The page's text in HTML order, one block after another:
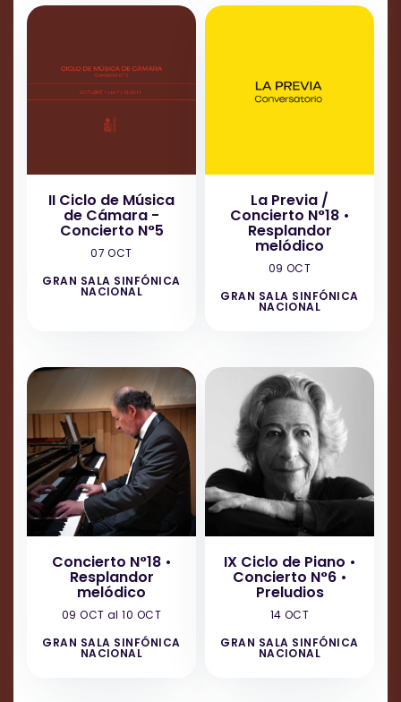
II Ciclo de Música
de Cámara -
Concierto N°5
07 OCT
GRAN SALA SINFÓNICA
NACIONAL
La Previa /
Concierto N°18 •
Resplandor
melódico
09 OCT
GRAN SALA SINFÓNICA
NACIONAL
Concierto N°18 •
Resplandor
melódico
09 OCT al 10 OCT
GRAN SALA SINFÓNICA
NACIONAL
IX Ciclo de Piano •
Concierto N°6 •
Preludios
14 OCT
GRAN SALA SINFÓNICA
NACIONAL